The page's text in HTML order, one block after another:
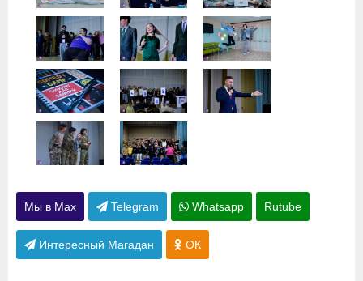
Мы в Max Telegram Whatsapp Rutube
Интересный Магадан ОК